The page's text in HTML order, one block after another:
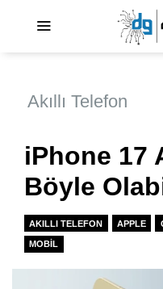
Akıllı Telefon
iPhone 17
Böyle
AKILLI TELEFON APPLE
MOBIL